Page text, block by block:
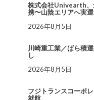
株式会社Univearth、
携〜山陰エリアへ実
2026年8月5日
川崎重工業／ばら積
し
2026年8月5日
フジトランスコーポ
就航